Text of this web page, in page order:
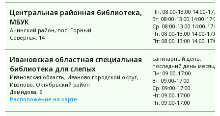
Центральная районная библиотека,
МБУК
Ачинский район, пос. Горный
Северная, 14
Пн: 08:00-13:00 14:00-
Вт: 08:00-13:00 14:00-17:00
Ср: 08:00-13:00 14:00-17:00
Чт: 08:00-13:00 14:00-17:00
Пт: 08:00-13:00 14:00-17:00
Ивановская областная специальная
библиотека для слепых
Ивановская область, Иваново городской округ,
Иваново, Октябрьский район
Демидова, 6
Расположение на карте
санитарный день:
последний день месяца
Пн: 09:00-17:00
Вт: 09:00-17:00
Ср: 09:00-17:00
Чт: 09:00-17:00
Пт: 09:00-17:00